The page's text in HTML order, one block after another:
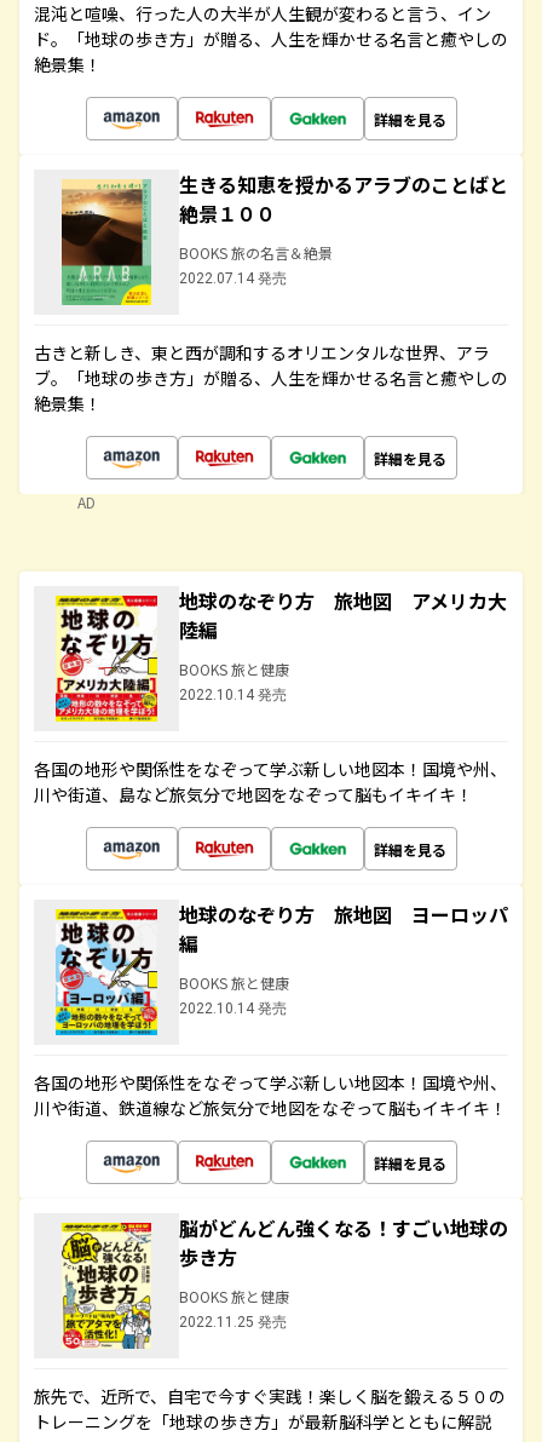
混沌と喧噪、行った人の大半が人生観が変わると言う、イン
ド。「地球の歩き方」が贈る、人生を輝かせる名言と癒やしの
絶景集！
詳細を見る
生きる知恵を授かるアラブのことばと
絶景１００
BOOKS 旅の名言＆絶景
2022.07.14 発売
古きと新しき、東と西が調和するオリエンタルな世界、アラ
ブ。「地球の歩き方」が贈る、人生を輝かせる名言と癒やしの
絶景集！
詳細を見る
AD
地球のなぞり方 旅地図 アメリカ大
陸編
BOOKS 旅と健康
2022.10.14 発売
各国の地形や関係性をなぞって学ぶ新しい地図本！国境や州、
川や街道、島など旅気分で地図をなぞって脳もイキイキ！
詳細を見る
地球のなぞり方 旅地図 ヨーロッパ
編
BOOKS 旅と健康
2022.10.14 発売
各国の地形や関係性をなぞって学ぶ新しい地図本！国境や州、
川や街道、鉄道線など旅気分で地図をなぞって脳もイキイキ！
詳細を見る
脳がどんどん強くなる！すごい地球の
歩き方
BOOKS 旅と健康
2022.11.25 発売
旅先で、近所で、自宅で今すぐ実践！楽しく脳を鍛える５０の
トレーニングを「地球の歩き方」が最新脳科学とともに解説